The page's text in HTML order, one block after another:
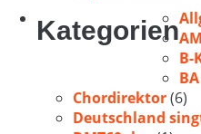
KategorienAM
B-
BA
Chordirektor(6)
Deutschland